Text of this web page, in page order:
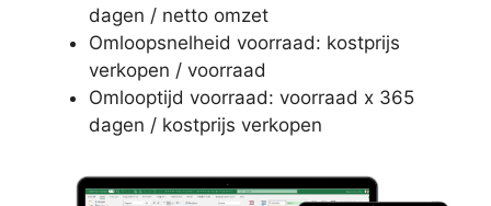
dagen / netto omzet
Omloopsnelheid voorraad: kostprijs
verkopen / voorraad
Omlooptijd voorraad: voorraad x 365
dagen / kostprijs verkopen